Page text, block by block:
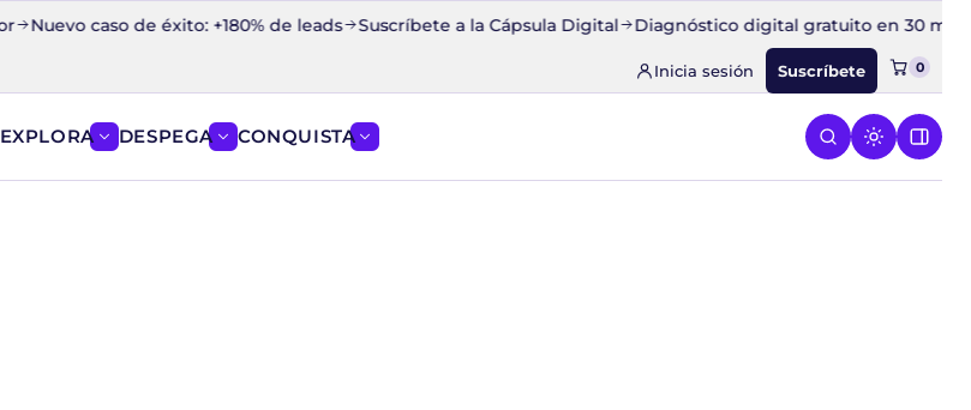
Nuevo caso de éxito: +180% de leads Suscríbete a la Cápsula Digital Diagnóstico digital gratuito en 30
Inicia sesión Suscríbete 0
EXPLORAMostrar el menú de EXPLORA
DESPEGAMostrar el menú de DESPEGA
CONQUISTAMostrar el menú de CONQUISTA